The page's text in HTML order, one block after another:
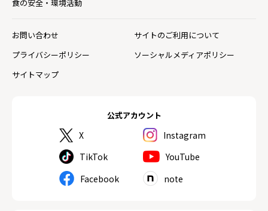
公式アカウント
X
Instagram
TikTok
YouTube
Facebook
note
食の安全・環境活動
お問い合わせ
サイトのご利用について
プライバシーポリシー
ソーシャルメディアポリシー
サイトマップ